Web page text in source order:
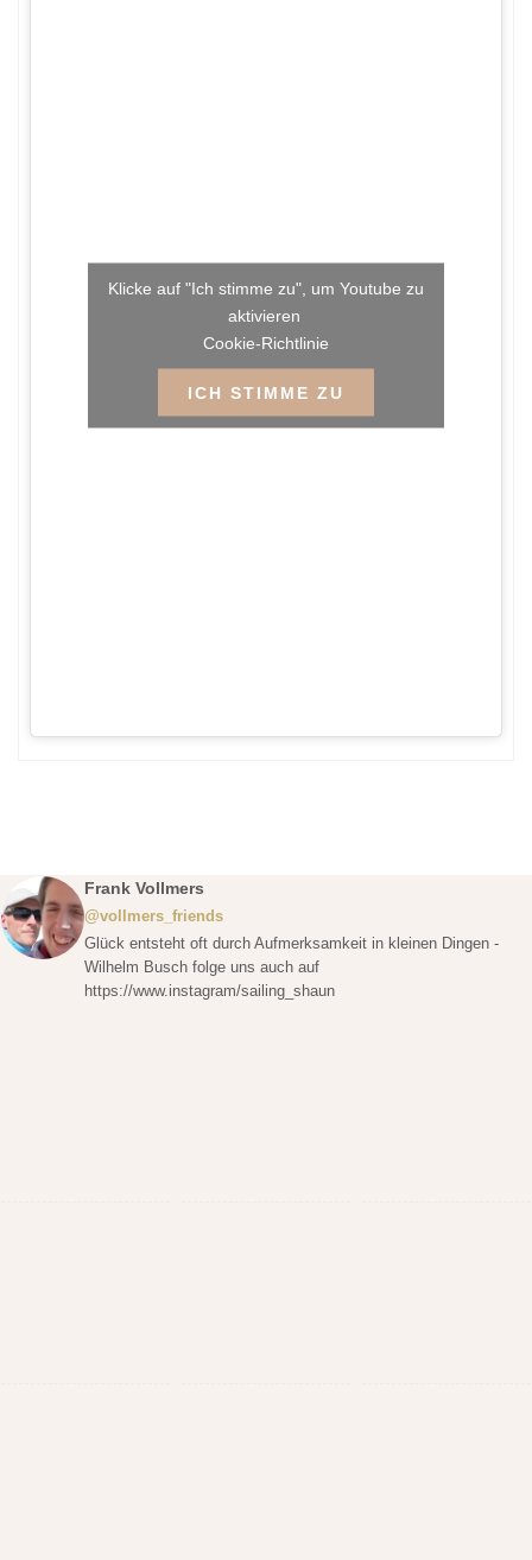
Klicke auf "Ich stimme zu", um Youtube zu
aktivieren
Cookie-Richtlinie
ICH STIMME ZU
Frank Vollmers
@vollmers_friends
Glück entsteht oft durch Aufmerksamkeit in kleinen Dingen -
Wilhelm Busch folge uns auch auf
https://www.instagram/sailing_shaun